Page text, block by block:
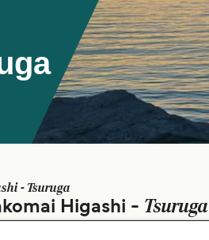
- Tsuruga
Higashi - Tsuruga